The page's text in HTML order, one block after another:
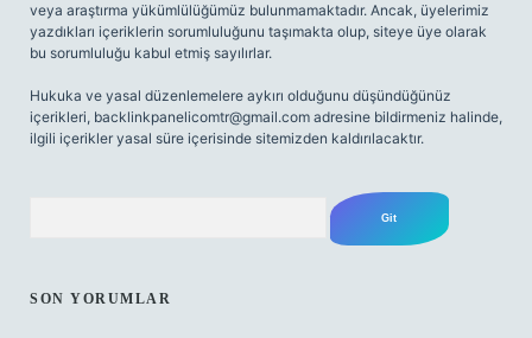
veya araştırma yükümlülüğümüz bulunmamaktadır. Ancak, üyelerimiz
yazdıkları içeriklerin sorumluluğunu taşımakta olup, siteye üye olarak
bu sorumluluğu kabul etmiş sayılırlar.
Hukuka ve yasal düzenlemelere aykırı olduğunu düşündüğünüz
içerikleri, backlinkpanelicomtr@gmail.com adresine bildirmeniz halinde,
ilgili içerikler yasal süre içerisinde sitemizden kaldırılacaktır.
SON YORUMLAR